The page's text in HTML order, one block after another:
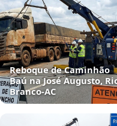
Reboque de Caminhão
Baú na José Augusto,
Branco‑AC